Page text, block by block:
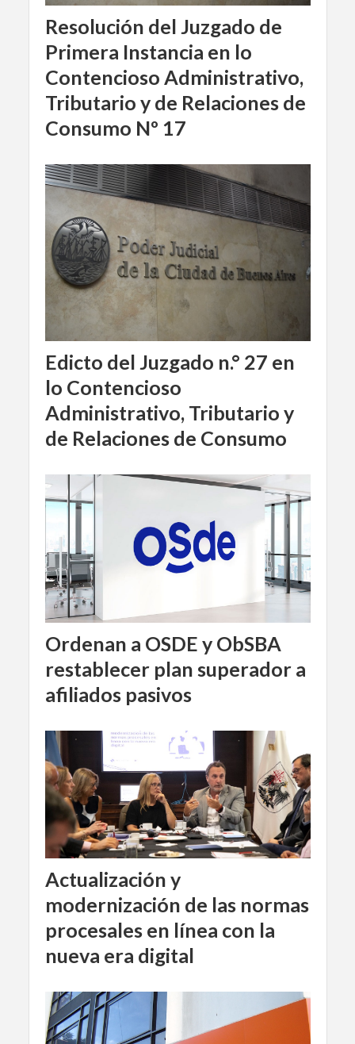
Resolución del Juzgado de
Primera Instancia en lo
Contencioso Administrativo,
Tributario y de Relaciones de
Consumo Nº 17
Edicto del Juzgado n.° 27 en
lo Contencioso
Administrativo, Tributario y
de Relaciones de Consumo
Ordenan a OSDE y ObSBA
restablecer plan superador a
afiliados pasivos
Actualización y
modernización de las normas
procesales en línea con la
nueva era digital